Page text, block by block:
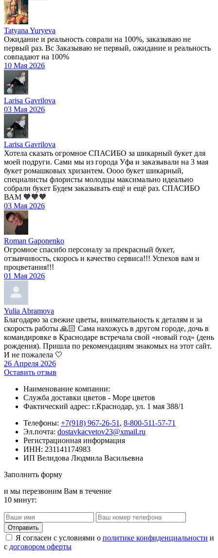
Tatyana Yuryeva
Ожидание и реальность соврали на 100%, заказываю не
первый раз. Вс Заказываю не первый, ожидание и реальность
совпадают на 100%
10 Мая 2026
Larisa Gavrilova
03 Мая 2026
Larisa Gavrilova
Хотела сказать огромное СПАСИБО за шикарный букет для
моей подруги. Сами мы из города Уфа и заказывали на 3 мая
букет ромашковых хризантем. Оооо букет шикарный,
специалисты флористы молодцы максимально идеально
собрали букет Будем заказывать ещё и ещё раз. СПАСИБО
ВАМ 🧡🧡🧡
03 Мая 2026
Roman Gaponenko
Огромное спасибо персоналу за прекрасный букет,
отзывчивость, скорось и качество сервиса!!! Успехов вам и
процветания!!!
01 Мая 2026
Yulia Abramova
Благодарю за свежие цветы, внимательность к деталям и за
скорость работы 🙏🏻 Сама нахожусь в другом городе, дочь в
командировке в Краснодаре встречала свой «новый год» (день
рождения). Пришла по рекомендациям знакомых на этот сайт.
И не пожалела 🤍
26 Апреля 2026
Оставить отзыв
Наименование компании:
Служба доставки цветов - Море цветов
Фактический адрес: г.Краснодар, ул. 1 мая 388/1
Телефоны: +7(918) 967-26-51 , 8-800-511-57-71
Эл.почта: dostavkacvetov23@xmail.ru
Регистрационная информация
ИНН: 231141174983
ИП Велидова Людмила Васильевна
Заполнить форму
и мы перезвоним Вам в течение
10 минут:
Я согласен с условиями о политике конфиденциальности и
с договором оферты